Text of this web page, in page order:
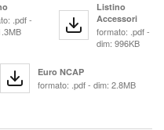
.pdf -
Listino
Accessori
formato: .pdf -
dim: 996KB
Euro NCAP
formato: .pdf - dim: 2.8MB